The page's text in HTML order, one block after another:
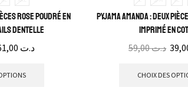
rose poudré en
dentelle
د.ت
Pyjama Amanda : Deux
imprimé en
د.ت59,00
CHOIX DES